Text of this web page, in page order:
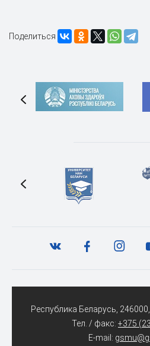
Поделиться
Республика Беларусь,
Тел. / факс: +375
E-mail: